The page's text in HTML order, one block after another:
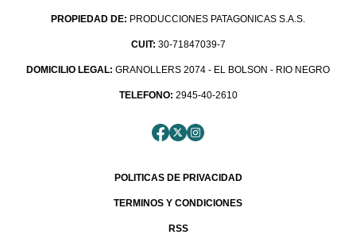
PROPIEDAD DE: PRODUCCIONES PATAGONICAS S.A.S.
CUIT: 30-71847039-7
DOMICILIO LEGAL: GRANOLLERS 2074 - EL BOLSON - RIO NEGRO
TELEFONO: 2945-40-2610
POLITICAS DE PRIVACIDAD
TERMINOS Y CONDICIONES
RSS